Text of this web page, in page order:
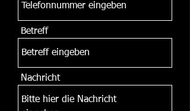
Betreff
Nachricht